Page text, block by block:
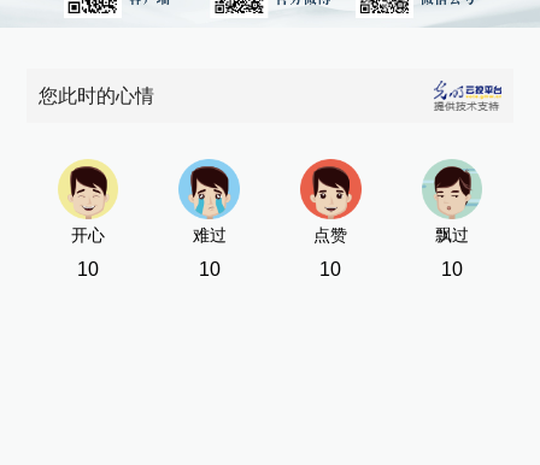
您此时的心情
开心
10
难过
10
点赞
10
飘过
10